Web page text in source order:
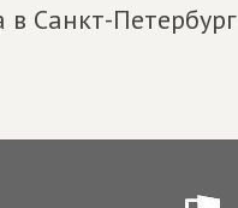
Санкт-Петербург